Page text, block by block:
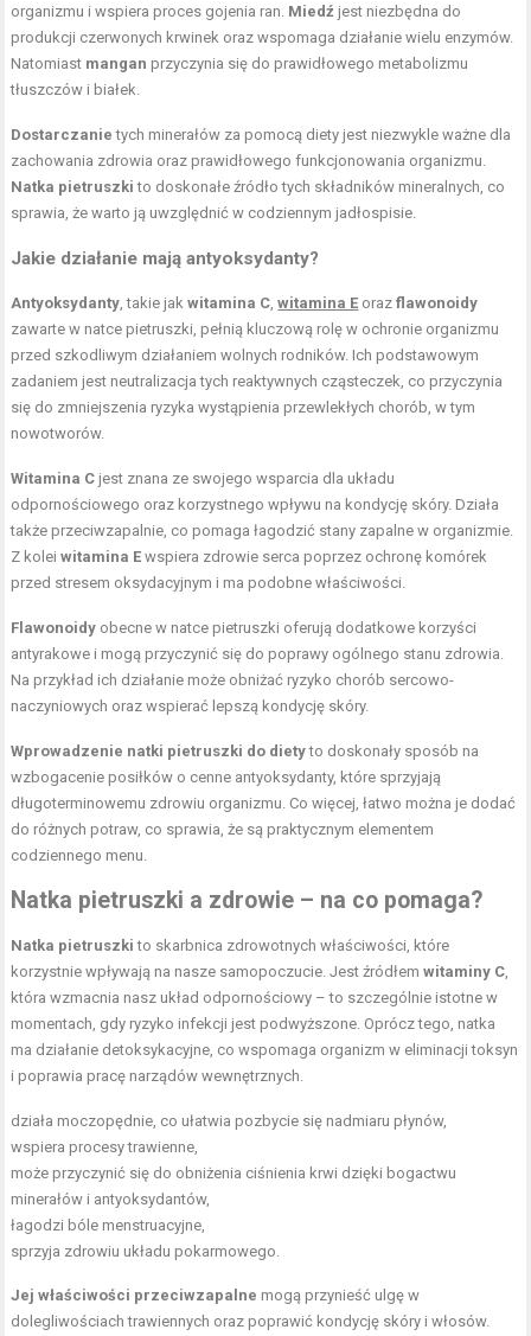
organizmu i wspiera proces gojenia ran. Miedź jest niezbędna do
produkcji czerwonych krwinek oraz wspomaga działanie wielu enzymów.
Natomiast mangan przyczynia się do prawidłowego metabolizmu
tłuszczów i białek.
Dostarczanie tych minerałów za pomocą diety jest niezwykle ważne dla
zachowania zdrowia oraz prawidłowego funkcjonowania organizmu.
Natka pietruszki to doskonałe źródło tych składników mineralnych, co
sprawia, że warto ją uwzględnić w codziennym jadłospisie.
Jakie działanie mają antyoksydanty?
Antyoksydanty , takie jakwitamina C ,witamina E orazflawonoidy
zawarte w natce pietruszki, pełnią kluczową rolę w ochronie organizmu
przed szkodliwym działaniem wolnych rodników. Ich podstawowym
zadaniem jest neutralizacja tych reaktywnych cząsteczek, co przyczynia
się do zmniejszenia ryzyka wystąpienia przewlekłych chorób, w tym
nowotworów.
Witamina C jest znana ze swojego wsparcia dla układu
odpornościowego oraz korzystnego wpływu na kondycję skóry. Działa
także przeciwzapalnie, co pomaga łagodzić stany zapalne w organizmie.
Z koleiwitamina E wspiera zdrowie serca poprzez ochronę komórek
przed stresem oksydacyjnym i ma podobne właściwości.
Flawonoidy obecne w natce pietruszki oferują dodatkowe korzyści
antyrakowe i mogą przyczynić się do poprawy ogólnego stanu zdrowia.
Na przykład ich działanie może obniżać ryzyko chorób sercowo-
naczyniowych oraz wspierać lepszą kondycję skóry.
Wprowadzenie natki pietruszki do dietyto doskonały sposób na
wzbogacenie posiłków o cenne antyoksydanty, które sprzyjają
długoterminowemu zdrowiu organizmu. Co więcej, łatwo można je dodać
do różnych potraw, co sprawia, że są praktycznym elementem
codziennego menu.
Natka pietruszki a zdrowie – na co pomaga?
Natka pietruszki to skarbnica zdrowotnych właściwości, które
korzystnie wpływają na nasze samopoczucie. Jest źródłemwitaminy C
która wzmacnia nasz układ odpornościowy – to szczególnie istotne w
momentach, gdy ryzyko infekcji jest podwyższone. Oprócz tego, natka
ma działanie detoksykacyjne, co wspomaga organizm w eliminacji toksyn
i poprawia pracę narządów wewnętrznych.
działa moczopędnie, co ułatwia pozbycie się nadmiaru płynów,
wspiera procesy trawienne,
może przyczynić się do obniżenia ciśnienia krwi dzięki bogactwu
minerałów i antyoksydantów,
łagodzi bóle menstruacyjne,
sprzyja zdrowiu układu pokarmowego.
Jej właściwości przeciwzapalne mogą przynieść ulgę w
dolegliwościach trawiennych oraz poprawić kondycję skóry i włosów.